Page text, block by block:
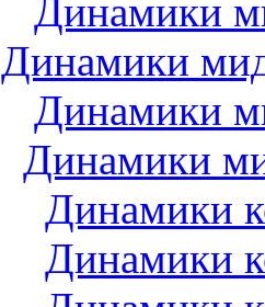
Динамики
Динамики
Динамики
Динамики
Динамики
Динамики